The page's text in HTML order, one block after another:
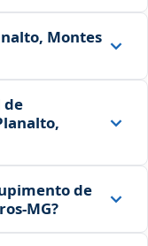
Montes
de
de